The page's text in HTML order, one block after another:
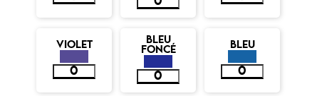
VIOLET
BLEU
FONCÉ
BLEU